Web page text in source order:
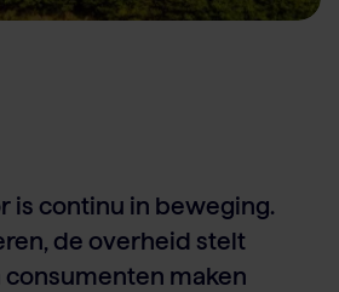
is continu in beweging.
de overheid stelt
consumenten maken